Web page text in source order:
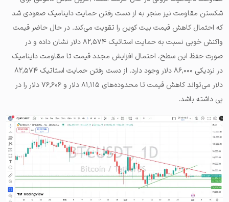
شکستن مقاومت نیز منجر به از دست رفتن حمایت داینامیک صعودی شد
که احتمال کاهش قیمت بیت کوین را تقویت می‌کند. در حال حاضر قیمت
واکنش خوبی نسبت به حمایت استاتیک ۸۲,۵۷۴ دلار نشان داده و در
صورت حفظ این سطح، احتمال افزایش مجدد قیمت تا مقاومت داینامیک
در نزدیکی ۸۶,۰۰۰ دلار وجود دارد. از دست رفتن حمایت استاتیک ۸۲,۵۷۴
دلار می‌تواند کاهش قیمت تا محدوده‌های ۸۱,۱۱۵ دلار و ۷۶,۶۰۶ دلار را در
پی داشته باشد.